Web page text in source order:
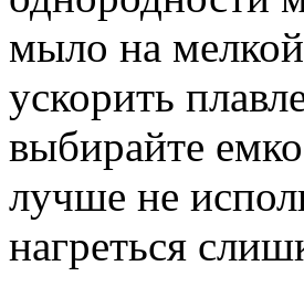
мыло на
ускорить
выбирайте
лучше не
нагреться